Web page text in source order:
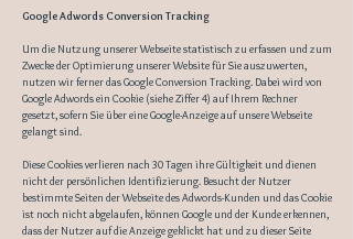
Google Adwords Conversion Tracking
Um die Nutzung unserer Webseite statistisch zu erfassen und zum
Zwecke der Optimierung unserer Website für Sie auszuwerten,
nutzen wir ferner das Google Conversion Tracking. Dabei wird von
Google Adwords ein Cookie (siehe Ziffer 4) auf Ihrem Rechner
gesetzt, sofern Sie über eine Google-Anzeige auf unsere Webseite
gelangt sind.
Diese Cookies verlieren nach 30 Tagen ihre Gültigkeit und dienen
nicht der persönlichen Identifizierung. Besucht der Nutzer
bestimmte Seiten der Webseite des Adwords-Kunden und das Cookie
ist noch nicht abgelaufen, können Google und der Kunde erkennen,
dass der Nutzer auf die Anzeige geklickt hat und zu dieser Seite